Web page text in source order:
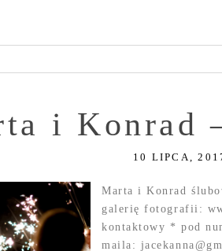
i Konrad
10 LIPCA,
Marta i Konrad
galerię fotografii:
kontaktowy * pod
maila: